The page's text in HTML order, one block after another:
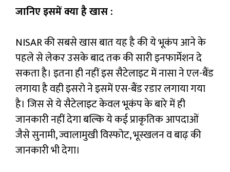
जानिए इसमें क्या है खास :
NISAR की सबसे खास बात यह है की ये भूकंप आने के
पहले से लेकर उसके बाद तक की सारी इनफार्मेशन दे
सकता है। इतना ही नहीं इस सैटेलाइट में नासा ने एल-बैंड
लगाया है वही इसरो ने इसमें एस-बैंड रडार लगाया गया
है। जिस से ये सैटेलाइट केवल भूकंप के बारे में ही
जानकारी नहीं देगा बल्कि ये कई प्राकृतिक आपदाओं
जैसे सुनामी, ज्वालामुखी विस्फोट, भूस्खलन व बाढ़ की
जानकारी भी देगा।